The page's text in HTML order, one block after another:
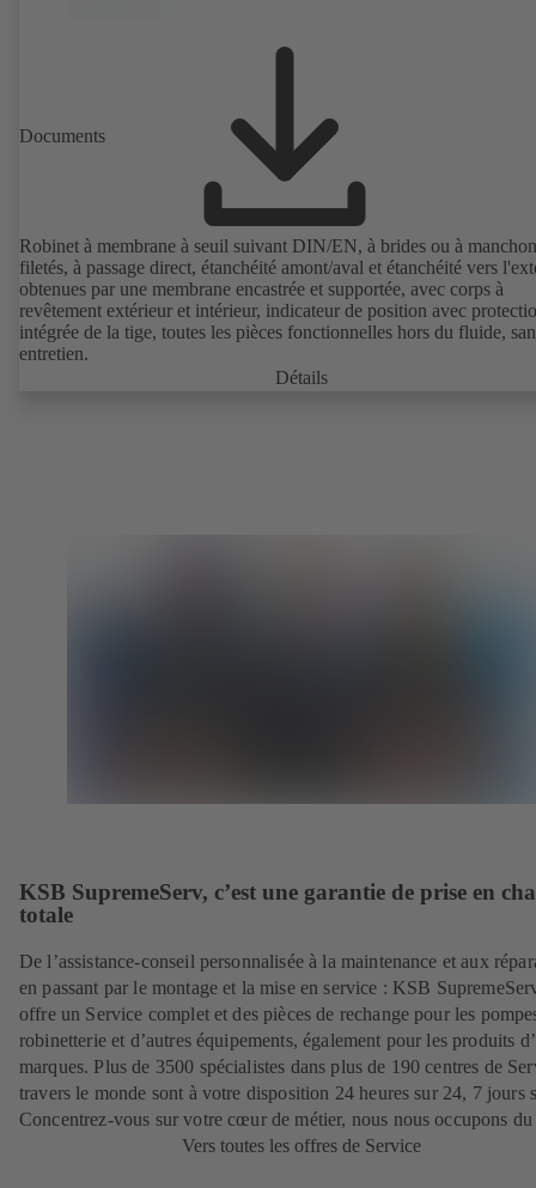
Documents
Robinet à membrane à seuil suivant DIN/EN, à brides ou à
filetés, à passage direct, étanchéité amont/aval et étanchéité vers
obtenues par une membrane encastrée et supportée, avec corps à
revêtement extérieur et intérieur, indicateur de position avec
intégrée de la tige, toutes les pièces fonctionnelles hors du fluide,
entretien.
Détails
KSB SupremeServ, c’est une garantie de prise en
totale
De l’assistance-conseil personnalisée à la maintenance et aux
en passant par le montage et la mise en service : KSB
offre un Service complet et des pièces de rechange pour les
robinetterie et d’autres équipements, également pour les produits
marques. Plus de 3500 spécialistes dans plus de 190 centres de
travers le monde sont à votre disposition 24 heures sur 24, 7 jours
Concentrez-vous sur votre cœur de métier, nous nous occupons du
Vers toutes les offres de Service